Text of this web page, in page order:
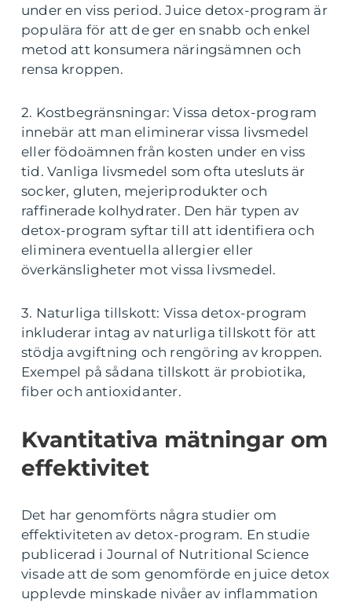
under en viss period. Juice detox-program är
populära för att de ger en snabb och enkel
metod att konsumera näringsämnen och
rensa kroppen.
2. Kostbegränsningar: Vissa detox-program
innebär att man eliminerar vissa livsmedel
eller födoämnen från kosten under en viss
tid. Vanliga livsmedel som ofta utesluts är
socker, gluten, mejeriprodukter och
raffinerade kolhydrater. Den här typen av
detox-program syftar till att identifiera och
eliminera eventuella allergier eller
överkänsligheter mot vissa livsmedel.
3. Naturliga tillskott: Vissa detox-program
inkluderar intag av naturliga tillskott för att
stödja avgiftning och rengöring av kroppen.
Exempel på sådana tillskott är probiotika,
fiber och antioxidanter.
Kvantitativa mätningar om
effektivitet
Det har genomförts några studier om
effektiviteten av detox-program. En studie
publicerad i Journal of Nutritional Science
visade att de som genomförde en juice detox
upplevde minskade nivåer av inflammation